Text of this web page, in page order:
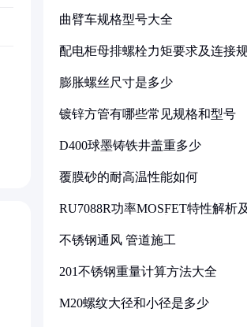
曲臂车规格型号大全
配电柜母排螺栓力矩要求及连接
膨胀螺丝尺寸是多少
镀锌方管有哪些常见规格和型号
D400球墨铸铁井盖重多少
覆膜砂的耐高温性能如何
RU7088R功率MOSFET特性解析
不锈钢通风 管道施工
201不锈钢重量计算方法大全
M20螺纹大径和小径是多少